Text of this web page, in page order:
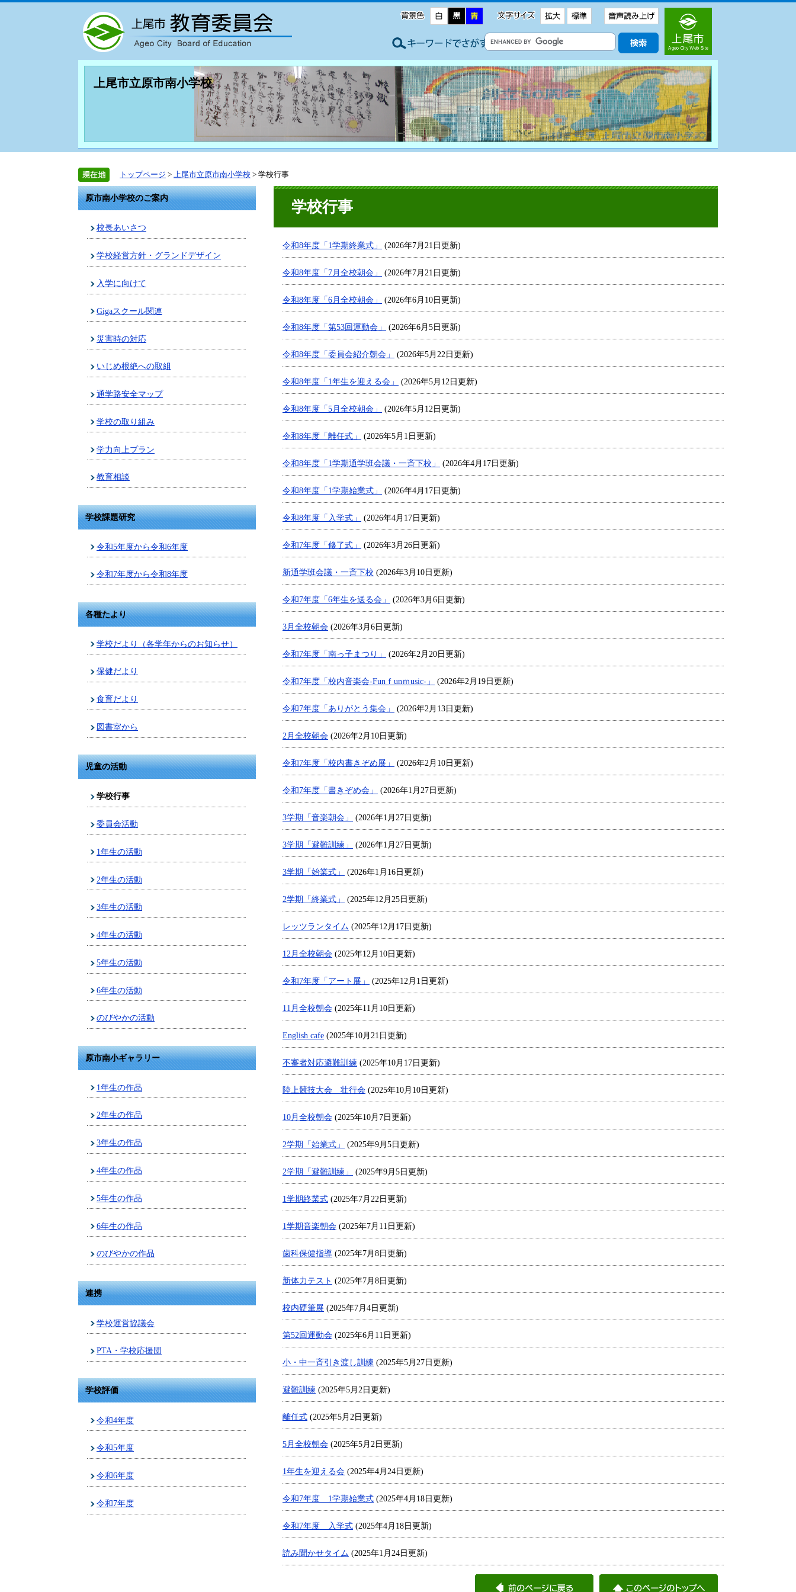
上尾市立原市南小学校
トップページ > 上尾市立原市南小学校 > 学校行事
原市南小学校のご案内
校長あいさつ
学校経営方針・グランドデザイン
入学に向けて
Gigaスクール関連
災害時の対応
いじめ根絶への取組
通学路安全マップ
学校の取り組み
学力向上プラン
教育相談
学校課題研究
令和5年度から令和6年度
令和7年度から令和8年度
各種たより
学校だより（各学年からのお知らせ）
保健だより
食育だより
図書室から
児童の活動
学校行事
委員会活動
1年生の活動
2年生の活動
3年生の活動
4年生の活動
5年生の活動
6年生の活動
のびやかの活動
原市南小ギャラリー
1年生の作品
2年生の作品
3年生の作品
4年生の作品
5年生の作品
6年生の作品
のびやかの作品
連携
学校運営協議会
PTA・学校応援団
学校評価
令和4年度
令和5年度
令和6年度
令和7年度
学校行事
令和8年度「1学期終業式」 (2026年7月21日更新)
令和8年度「7月全校朝会」 (2026年7月21日更新)
令和8年度「6月全校朝会」 (2026年6月10日更新)
令和8年度「第53回運動会」 (2026年6月5日更新)
令和8年度「委員会紹介朝会」 (2026年5月22日更新)
令和8年度「1年生を迎える会」 (2026年5月12日更新)
令和8年度「5月全校朝会」 (2026年5月12日更新)
令和8年度「離任式」 (2026年5月1日更新)
令和8年度「1学期通学班会議・一斉下校」 (2026年4月17日更新)
令和8年度「1学期始業式」 (2026年4月17日更新)
令和8年度「入学式」 (2026年4月17日更新)
令和7年度「修了式」 (2026年3月26日更新)
新通学班会議・一斉下校 (2026年3月10日更新)
令和7年度「6年生を送る会」 (2026年3月6日更新)
3月全校朝会 (2026年3月6日更新)
令和7年度「南っ子まつり」 (2026年2月20日更新)
令和7年度「校内音楽会-Funｆunｍusic-」 (2026年2月19日更新)
令和7年度「ありがとう集会」 (2026年2月13日更新)
2月全校朝会 (2026年2月10日更新)
令和7年度「校内書きぞめ展」 (2026年2月10日更新)
令和7年度「書きぞめ会」 (2026年1月27日更新)
3学期「音楽朝会」 (2026年1月27日更新)
3学期「避難訓練」 (2026年1月27日更新)
3学期「始業式」 (2026年1月16日更新)
2学期「終業式」 (2025年12月25日更新)
レッツランタイム (2025年12月17日更新)
12月全校朝会 (2025年12月10日更新)
令和7年度「アート展」 (2025年12月1日更新)
11月全校朝会 (2025年11月10日更新)
English cafe (2025年10月21日更新)
不審者対応避難訓練 (2025年10月17日更新)
陸上競技大会 壮行会 (2025年10月10日更新)
10月全校朝会 (2025年10月7日更新)
2学期「始業式」 (2025年9月5日更新)
2学期「避難訓練」 (2025年9月5日更新)
1学期終業式 (2025年7月22日更新)
1学期音楽朝会 (2025年7月11日更新)
歯科保健指導 (2025年7月8日更新)
新体力テスト (2025年7月8日更新)
校内硬筆展 (2025年7月4日更新)
第52回運動会 (2025年6月11日更新)
小・中一斉引き渡し訓練 (2025年5月27日更新)
避難訓練 (2025年5月2日更新)
離任式 (2025年5月2日更新)
5月全校朝会 (2025年5月2日更新)
1年生を迎える会 (2025年4月24日更新)
令和7年度 1学期始業式 (2025年4月18日更新)
令和7年度 入学式 (2025年4月18日更新)
読み聞かせタイム (2025年1月24日更新)